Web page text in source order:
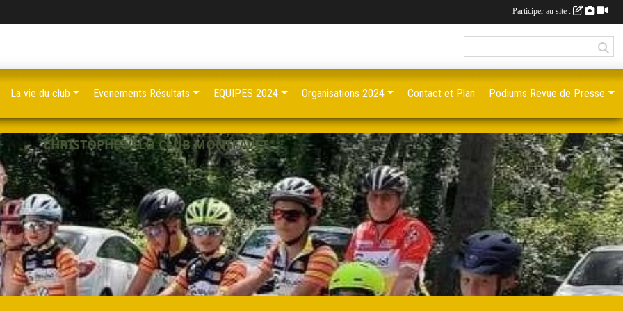
CHRISTOPHE VÉLO CLUB MONTFAVET
La vie du club Evenements Résultats EQUIPES 2024 Organisations 2024 Contact et Plan Podiums Revue de Presse
Participer au site :